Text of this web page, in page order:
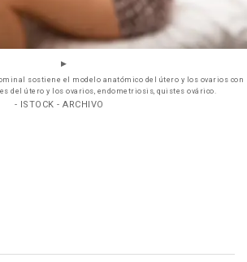
sostiene el modelo anatómico del útero y los ovarios con
del útero y los ovarios, endometriosis, quistes ovárico.
- ISTOCK - ARCHIVO